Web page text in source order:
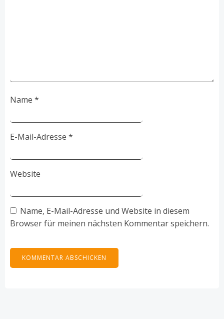
Name *
E-Mail-Adresse *
Website
Name, E-Mail-Adresse und Website in diesem
Browser für meinen nächsten Kommentar speichern.